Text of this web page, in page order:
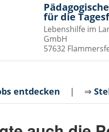
für die
Lebenshilfe im
GmbH
57632
entdecken | ⇒